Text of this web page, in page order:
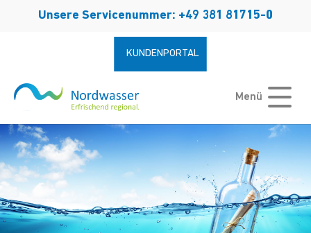
Unsere Servicenummer: +49 381 81715-0
KUNDENPORTAL
Menü